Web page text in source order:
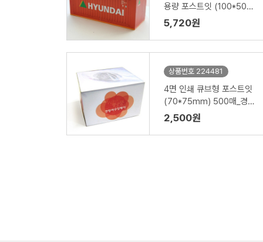
용량 포스트잇 (100*50m
m) 500매_현대
5,720원
상품번호 224481
4면 인쇄 큐브형 포스트잇
(70*75mm) 500매_경향
하우징페어
2,500원